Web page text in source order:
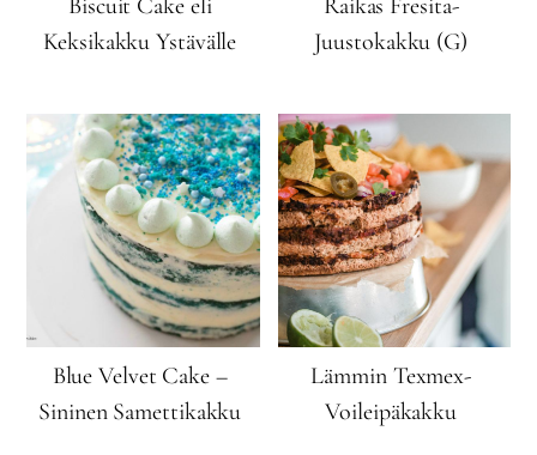
Biscuit Cake eli
Keksikakku Ystävälle
Raikas Fresita-
Juustokakku (G)
Blue Velvet Cake –
Sininen Samettikakku
Lämmin Texmex-
Voileipäkakku